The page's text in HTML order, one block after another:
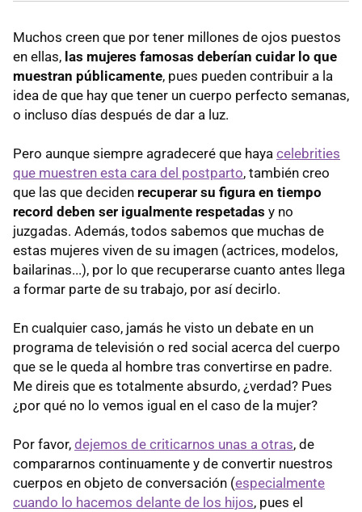
Muchos creen que por tener millones de ojos puestos
en ellas, las mujeres famosas deberían cuidar lo que
muestran públicamente, pues pueden contribuir a la
idea de que hay que tener un cuerpo perfecto semanas,
o incluso días después de dar a luz.
Pero aunque siempre agradeceré que haya celebrities
que muestren esta cara del postparto, también creo
que las que deciden recuperar su figura en tiempo
record deben ser igualmente respetadas y no
juzgadas. Además, todos sabemos que muchas de
estas mujeres viven de su imagen (actrices, modelos,
bailarinas...), por lo que recuperarse cuanto antes llega
a formar parte de su trabajo, por así decirlo.
En cualquier caso, jamás he visto un debate en un
programa de televisión o red social acerca del cuerpo
que se le queda al hombre tras convertirse en padre.
Me direis que es totalmente absurdo, ¿verdad? Pues
¿por qué no lo vemos igual en el caso de la mujer?
Por favor, dejemos de criticarnos unas a otras, de
compararnos continuamente y de convertir nuestros
cuerpos en objeto de conversación (especialmente
cuando lo hacemos delante de los hijos, pues el